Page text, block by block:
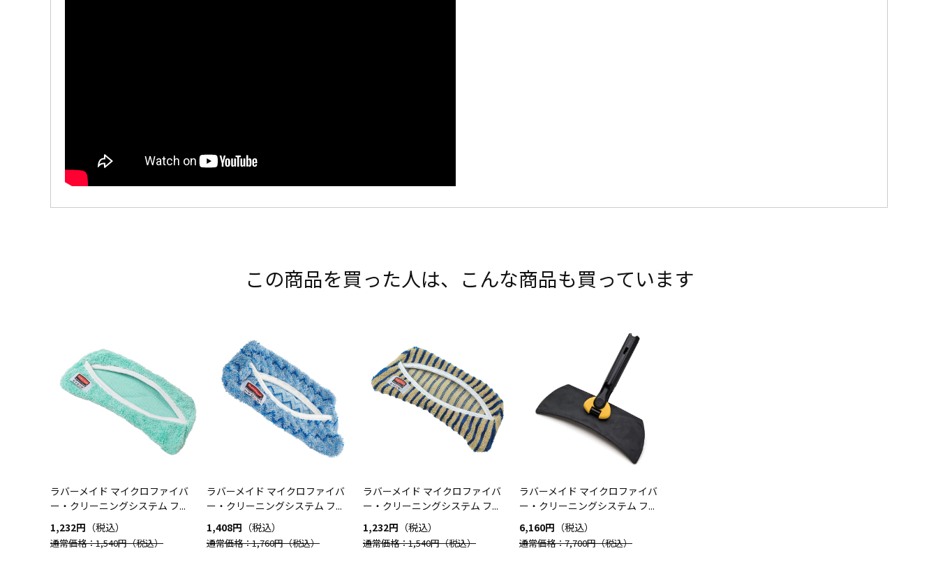
この商品を買った人は、こんな商品も買っています
ラバーメイド マイクロファイバ
ー・クリーニングシステム フ...
1,232円 （税込）
通常価格：1,540円（税込）
ラバーメイド マイクロファイバ
ー・クリーニングシステム フ...
1,408円 （税込）
通常価格：1,760円（税込）
ラバーメイド マイクロファイバ
ー・クリーニングシステム フ...
1,232円 （税込）
通常価格：1,540円（税込）
ラバーメイド マイクロファイバ
ー・クリーニングシステム フ...
6,160円 （税込）
通常価格：7,700円（税込）